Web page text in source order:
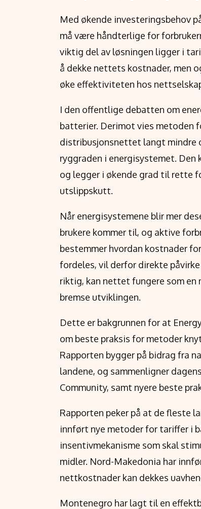
Med økende investeringsbehov
må være håndterlige for
viktig del av løsningen ligger i
å dekke nettets kostnader, men
øke effektiviteten hos
I den offentlige debatten om
batterier. Derimot vies metoden
distribusjonsnettet langt mindre
ryggraden i energisystemet. Den
og legger i økende grad til rette
utslippskutt.
Når energisystemene blir mer
brukere kommer til, og aktive
bestemmer hvordan kostnader
fordeles, vil derfor direkte
riktig, kan nettet fungere som
bremse utviklingen.
Dette er bakgrunnen for at
om beste praksis for metoder
Rapporten bygger på bidrag fra
landene, og sammenligner
Community, samt nyere beste
Rapporten peker på at de fleste
innført nye metoder for tariffer i
insentivmekanisme som skal
midler. Nord-Makedonia har
nettkostnader kan dekkes
Montenegro har lagt til en